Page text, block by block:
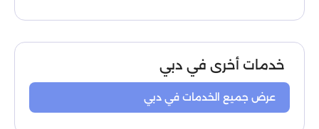
خدمات أخرى في دبي
عرض جميع الخدمات في دبي